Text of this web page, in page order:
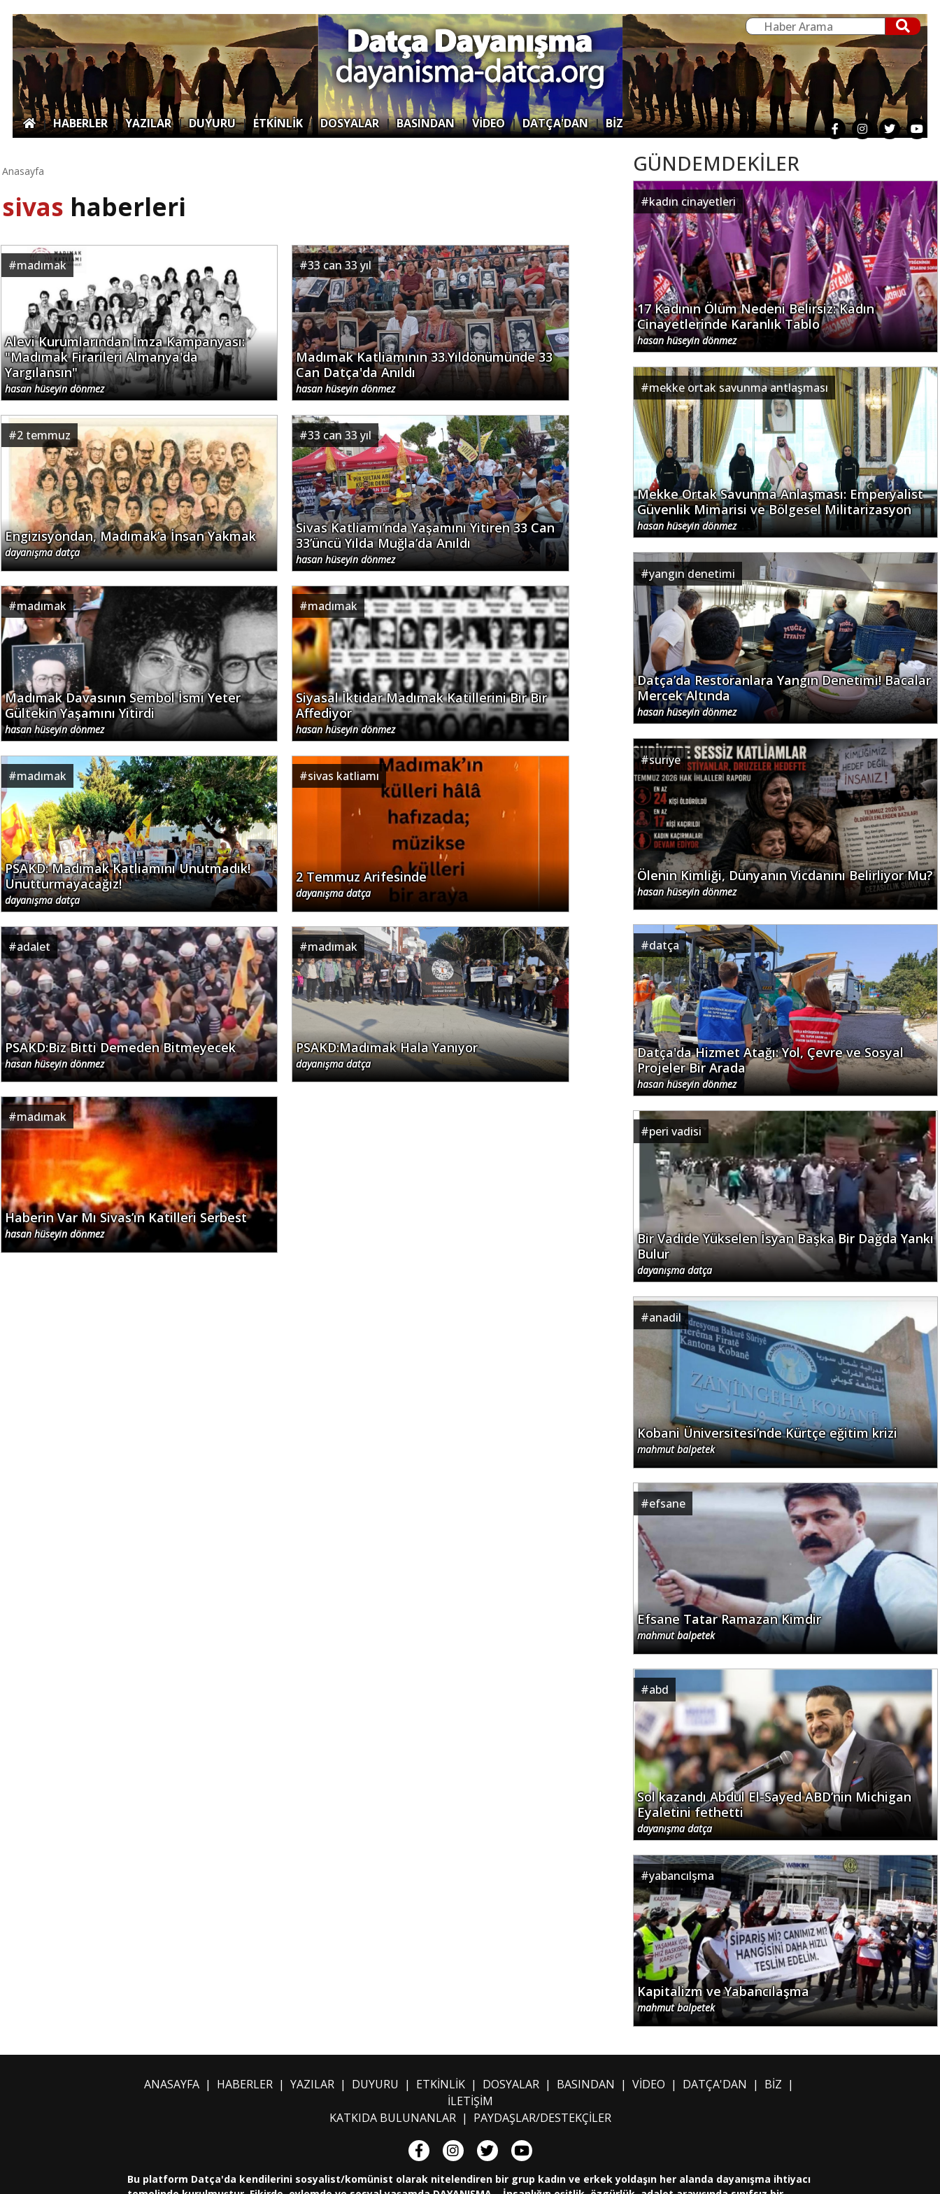
|HABERLER|YAZILAR|DUYURU| ETKİNLİK |DOSYALAR|BASINDAN|VİDEO|DATÇA'DAN|BİZ
Anasayfa
sivas haberleri
#madımak
Alevi Kurumlarından İmza Kampanyası:
"Madımak Firarileri Almanya'da
Yargılansın"
hasan hüseyin dönmez
#33 can 33 yıl
Madımak Katliamının 33.Yıldönümünde 33
Can Datça'da Anıldı
hasan hüseyin dönmez
#2 temmuz
Engizisyondan, Madımak’a İnsan Yakmak
dayanışma datça
#33 can 33 yıl
Sivas Katliamı’nda Yaşamını Yitiren 33 Can
33’üncü Yılda Muğla’da Anıldı
hasan hüseyin dönmez
#madımak
Madımak Davasının Sembol İsmi Yeter
Gültekin Yaşamını Yitirdi
hasan hüseyin dönmez
#madımak
Siyasal İktidar Madımak Katillerini Bir Bir
Affediyor
hasan hüseyin dönmez
#madımak
PSAKD: Madımak Katliamını Unutmadık!
Unutturmayacağız!
dayanışma datça
#sivas katliamı
2 Temmuz Arifesinde
dayanışma datça
#adalet
PSAKD:Biz Bitti Demeden Bitmeyecek
hasan hüseyin dönmez
#madımak
PSAKD:Madımak Hala Yanıyor
dayanışma datça
#madımak
Haberin Var Mı Sivas’ın Katilleri Serbest
hasan hüseyin dönmez
GÜNDEMDEKİLER
#kadın cinayetleri
17 Kadının Ölüm Nedeni Belirsiz: Kadın
Cinayetlerinde Karanlık Tablo
hasan hüseyin dönmez
#mekke ortak savunma antlaşması
Mekke Ortak Savunma Anlaşması: Emperyalist
Güvenlik Mimarisi ve Bölgesel Militarizasyon
hasan hüseyin dönmez
#yangın denetimi
Datça’da Restoranlara Yangın Denetimi! Bacalar
Mercek Altında
hasan hüseyin dönmez
#suriye
Ölenin Kimliği, Dünyanın Vicdanını Belirliyor Mu?
hasan hüseyin dönmez
#datça
Datça'da Hizmet Atağı: Yol, Çevre ve Sosyal
Projeler Bir Arada
hasan hüseyin dönmez
#peri vadisi
Bir Vadide Yükselen İsyan Başka Bir Dağda Yankı
Bulur
dayanışma datça
#anadil
Kobani Üniversitesi’nde Kürtçe eğitim krizi
mahmut balpetek
#efsane
Efsane Tatar Ramazan Kimdir
mahmut balpetek
#abd
Sol kazandı Abdul El-Sayed ABD’nin Michigan
Eyaletini fethetti
dayanışma datça
#yabancılşma
Kapitalizm ve Yabancılaşma
mahmut balpetek
ANASAYFA| HABERLER| YAZILAR| DUYURU | ETKİNLİK| DOSYALAR| BASINDAN | VİDEO | DATÇA'DAN | BİZ |
İLETİŞİM
KATKIDA BULUNANLAR| PAYDAŞLAR/DESTEKÇİLER
Bu platform Datça'da kendilerini sosyalist/komünist olarak nitelendiren bir grup kadın ve erkek yoldaşın her alanda dayanışma ihtiyacı